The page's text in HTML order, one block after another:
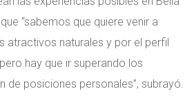
“sabemos que quiere venir a
atractivos naturales y por el perfil
hay que ir superando los
de posiciones personales”, subrayó.